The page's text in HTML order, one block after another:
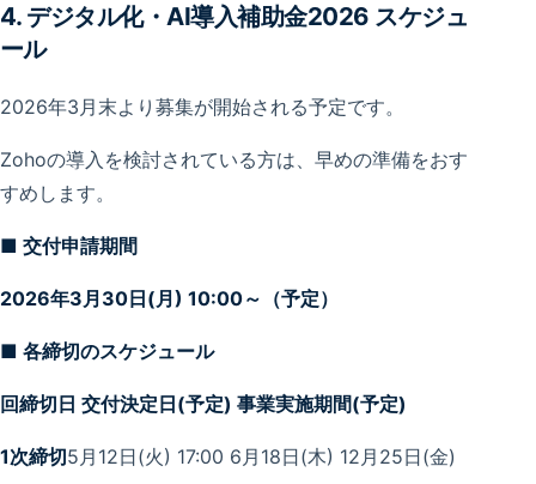
4. デジタル化・AI導入補助金2026 スケジュ
ール
2026年3月末より募集が開始される予定です。
Zohoの導入を検討されている方は、早めの準備をおす
すめします。
■ 交付申請期間
2026年3月30日(月) 10:00～（予定）
■ 各締切のスケジュール
回締切日 交付決定日(予定) 事業実施期間(予定)
1次締切5月12日(火) 17:00 6月18日(木) 12月25日(金)